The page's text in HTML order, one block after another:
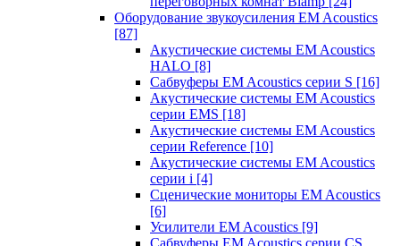
Оборудование звукоусиления EM Acoustics
[87]
Акустические системы EM Acoustics
HALO [8]
Сабвуферы EM Acoustics серии S [16]
Акустические системы EM Acoustics
серии EMS [18]
Акустические системы EM Acoustics
серии Reference [10]
Акустические системы EM Acoustics
серии i [4]
Сценические мониторы EM Acoustics
[6]
Усилители EM Acoustics [9]
Сабвуферы EM Acoustics серии CS